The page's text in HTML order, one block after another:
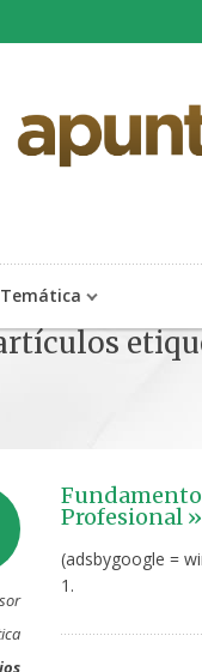
Temática
Profesional »
(adsbygoogle =
1.